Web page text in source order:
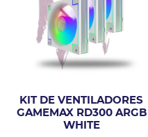
KIT DE VENTILADORES
GAMEMAX RD300 ARGB
WHITE